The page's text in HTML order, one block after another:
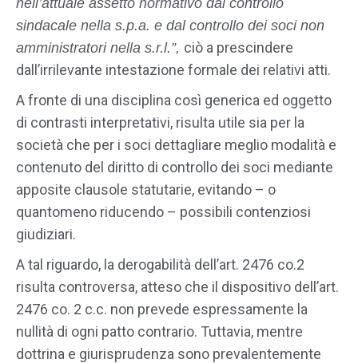
nell’attuale assetto normativo dal controllo
sindacale nella s.p.a. e dal controllo dei soci non
amministratori nella s.r.l.”, ciò a prescindere
dall’irrilevante intestazione formale dei relativi atti.
A fronte di una disciplina così generica ed oggetto
di contrasti interpretativi, risulta utile sia per la
società che per i soci dettagliare meglio modalità e
contenuto del diritto di controllo dei soci mediante
apposite clausole statutarie, evitando – o
quantomeno riducendo – possibili contenziosi
giudiziari.
A tal riguardo, la derogabilità dell’art. 2476 co.2
risulta controversa, atteso che il dispositivo dell’art.
2476 co. 2 c.c. non prevede espressamente la
nullità di ogni patto contrario. Tuttavia, mentre
dottrina e giurisprudenza sono prevalentemente